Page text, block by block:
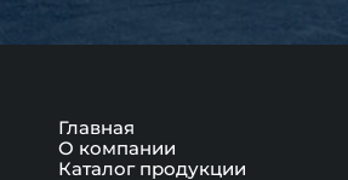
Главная
О компании
Каталог продукции